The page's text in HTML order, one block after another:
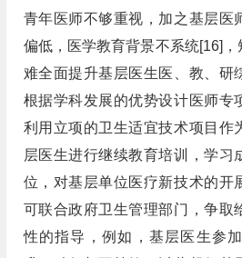
青年医师不够重视，加之基层医
偏低，医学教育背景不系统[16]
难全面提升基层医生医、教、研
根据学科发展的优势设计医师专
利用立项的卫生适宜技术项目作
层医生进行继续教育培训，学习
位，对基层单位医疗新技术的开
可联合政府卫生管理部门，争取
性的指导，例如，基层医生参